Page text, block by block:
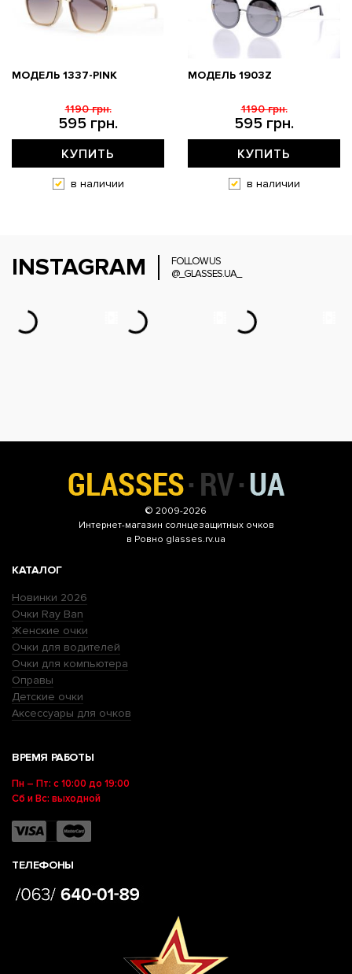
МОДЕЛЬ 1337-PINK
595 грн.
1190 грн.
КУПИТЬ
в наличии
МОДЕЛЬ 1903Z
595 грн.
1190 грн.
КУПИТЬ
в наличии
INSTAGRAM
FOLLOW US
@_GLASSES.UA_
© 2009-2026
Интернет-магазин солнцезащитных очков
в Ровно glasses.rv.ua
КАТАЛОГ
Новинки 2026
Очки Ray Ban
Женские очки
Очки для водителей
Очки для компьютера
Оправы
Детские очки
Аксессуары для очков
ВРЕМЯ РАБОТЫ
Пн – Пт: с 10:00 до 19:00
Сб и Вс: выходной
ТЕЛЕФОНЫ